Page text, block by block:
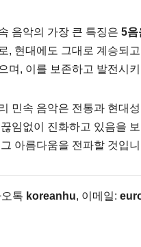
음악의 가장 큰 특징은 5음
, 현대에도 그대로 계승되
며, 이를 보존하고 발전시
민속 음악은 전통과 현대
임없이 진화하고 있음을
아름다움을 전파할 것입
톡 koreanhu, 이메일: